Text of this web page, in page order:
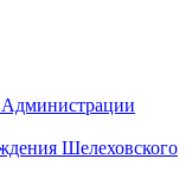
Администрации
Шелеховского